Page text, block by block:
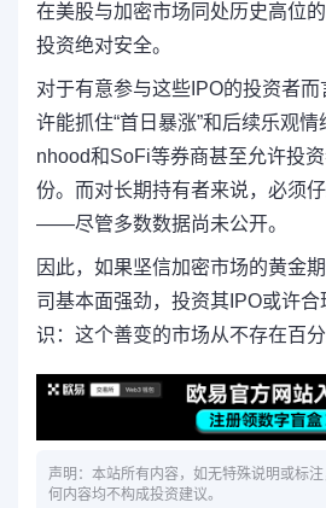
在美股与加密市场同处历史高位
投资绝对安全。
对于有意参与这些IPO的投资者
许能抓住“首日暴涨”和后续乐观
nhood和SoFi等券商甚至允许投
份。而对长期持有者来说，必须
——尽管多数数据尚未公开。
因此，如果坚信加密市场的黄金
司基本面强劲，投资其IPO或许合
识：这个善变的市场从不存在百分
声明：本站所有内容，如无特殊说明或标
何内容均不构成投资建议。